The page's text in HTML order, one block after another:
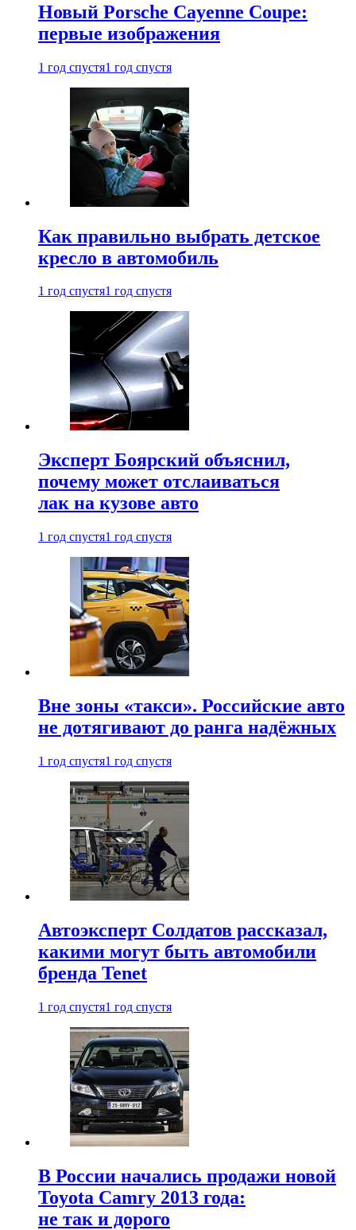
Новый Porsche Cayenne Coupe:
первые изображения
1 год спустя1 год спустя
Как правильно выбрать детское
кресло в автомобиль
1 год спустя1 год спустя
Эксперт Боярский объяснил,
почему может отслаиваться
лак на кузове авто
1 год спустя1 год спустя
Вне зоны «такси». Российские авто
не дотягивают до ранга надёжных
1 год спустя1 год спустя
Автоэксперт Солдатов рассказал,
какими могут быть автомобили
бренда Tenet
1 год спустя1 год спустя
В России начались продажи новой
Toyota Camry 2013 года:
не так и дорого